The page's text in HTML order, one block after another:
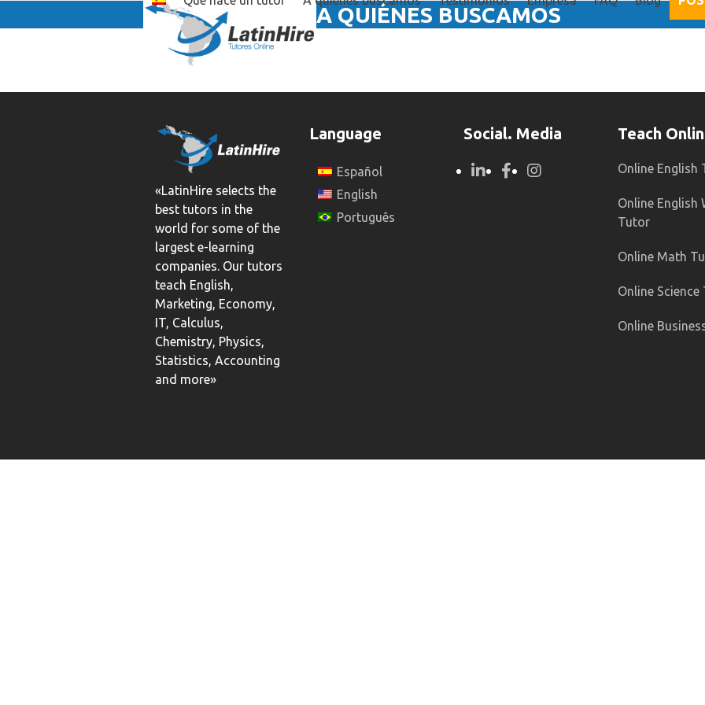
to
A QUIÉNES BUSCAMOS
«LatinHire selects the
best tutors in the
world for some of the
largest e-learning
companies. Our tutors
teach English,
Marketing, Economy,
IT, Calculus,
Chemistry, Physics,
Statistics, Accounting
and more»
Language
Español
English
Português
Social. Media Teach
Online English
Online English
Tutor
Online Math
Online
Online